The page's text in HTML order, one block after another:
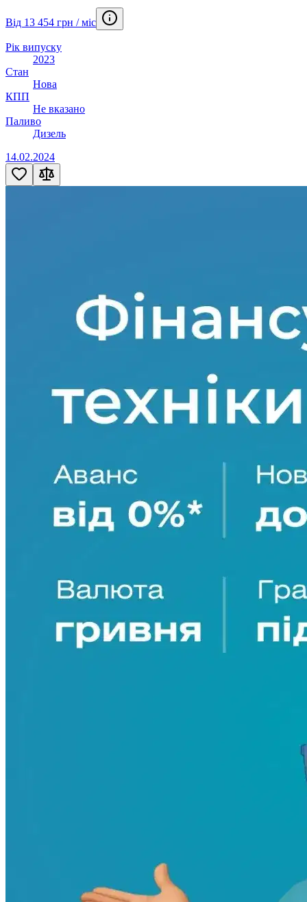
Від 13 454 грн / міс
Рік випуску
2023
Стан
Нова
КПП
Не вказано
Паливо
Дизель
14.02.2024